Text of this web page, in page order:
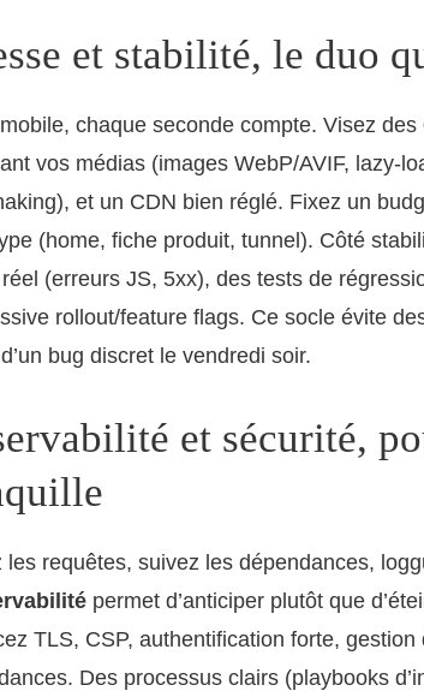
et stabilité, le duo
chaque seconde compte. Visez des
vos médias (images WebP/AVIF, lazy-
et un CDN bien réglé. Fixez un
(home, fiche produit, tunnel). Côté
(erreurs JS, 5xx), des tests de
rollout/feature flags. Ce socle évite
bug discret le vendredi soir.
et sécurité,
les requêtes, suivez les dépendances,
permet d’anticiper plutôt que
TLS, CSP, authentification forte,
Des processus clairs (playbooks